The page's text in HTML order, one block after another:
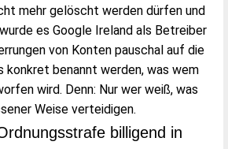
mehr gelöscht werden dürfen und
es Google Ireland als Betreiber
von Konten pauschal auf die
konkret benannt werden, was wem
wird. Denn: Nur wer weiß, was
Weise verteidigen.
billigend in